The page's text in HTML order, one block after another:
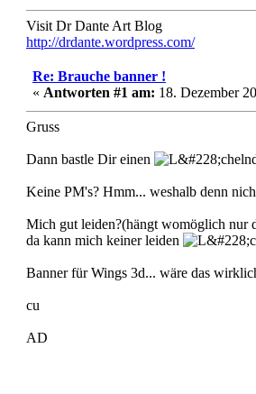
Visit Dr Dante Art Blog
http://drdante.wordpress.com/
Re: Brauche banner !
« Antworten #1 am: 18. Dezember
Gruss
Dann bastle Dir einen
Keine PM's? Hmm... weshalb denn
Mich gut leiden?(hängt womöglich nur
da kann mich keiner leiden
Banner für Wings 3d... wäre das
cu
AD